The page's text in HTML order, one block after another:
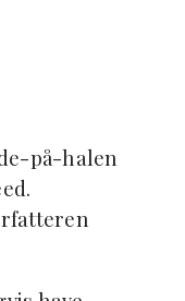
på-halen